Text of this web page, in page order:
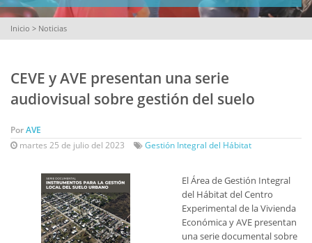
Inicio > Noticias
CEVE y AVE presentan una serie
audiovisual sobre gestión del suelo
PorAVE
martes 25 de julio del 2023
Gestión Integral del Hábitat
El Área de Gestión Integral
del Hábitat del Centro
Experimental de la Vivienda
Económica y AVE presentan
una serie documental sobre